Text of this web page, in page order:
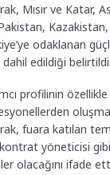
Mısır ve Katar,
odaklanan
edildiği belirtildi.
profilinin
fuara katılan
yöneticisi
olacağını ifade